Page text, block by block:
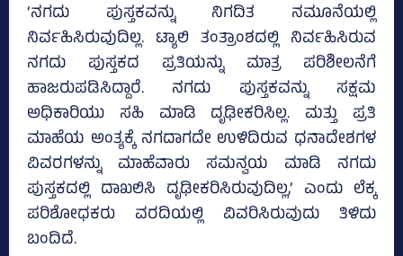
‘ನಗದು ಪುಸ್ತಕವನ್ನು ನಿಗದಿತ ನಮೂನೆಯಲ್ಲಿ
ನಿರ್ವಹಿಸಿರುವುದಿಲ್ಲ. ಟ್ಯಾಲಿ ತಂತ್ರಾಂಶದಲ್ಲಿ ನಿರ್ವಹಿಸಿರುವ
ನಗದು ಪುಸ್ತಕದ ಪ್ರತಿಯನ್ನು ಮಾತ್ರ ಪರಿಶೀಲನೆಗೆ
ಹಾಜರುಪಡಿಸಿದ್ದಾರೆ. ನಗದು ಪುಸ್ತಕವನ್ನು ಸಕ್ಷಮ
ಅಧಿಕಾರಿಯು ಸಹಿ ಮಾಡಿ ದೃಢೀಕರಿಸಿಲ್ಲ. ಮತ್ತು ಪ್ರತಿ
ಮಾಹೆಯ ಅಂತ್ಯಕ್ಕೆ ನಗದಾಗದೇ ಉಳಿದಿರುವ ಧನಾದೇಶಗಳ
ವಿವರಗಳನ್ನು ಮಾಹೆವಾರು ಸಮನ್ವಯ ಮಾಡಿ ನಗದು
ಪುಸ್ತಕದಲ್ಲಿ ದಾಖಲಿಸಿ ದೃಢೀಕರಿಸಿರುವುದಿಲ್ಲ,’ ಎಂದು ಲೆಕ್ಕ
ಪರಿಶೋಧಕರು ವರದಿಯಲ್ಲಿ ವಿವರಿಸಿರುವುದು ತಿಳಿದು
ಬಂದಿದೆ.